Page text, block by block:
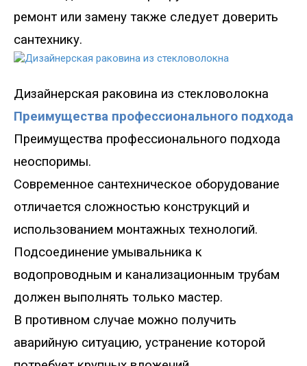
ремонт или замену также следует доверить
сантехнику.
Дизайнерская раковина из стекловолокна
Преимущества профессионального подхода
Преимущества профессионального подхода
неоспоримы.
Современное сантехническое оборудование
отличается сложностью конструкций и
использованием монтажных технологий.
Подсоединение умывальника к
водопроводным и канализационным трубам
должен выполнять только мастер.
В противном случае можно получить
аварийную ситуацию, устранение которой